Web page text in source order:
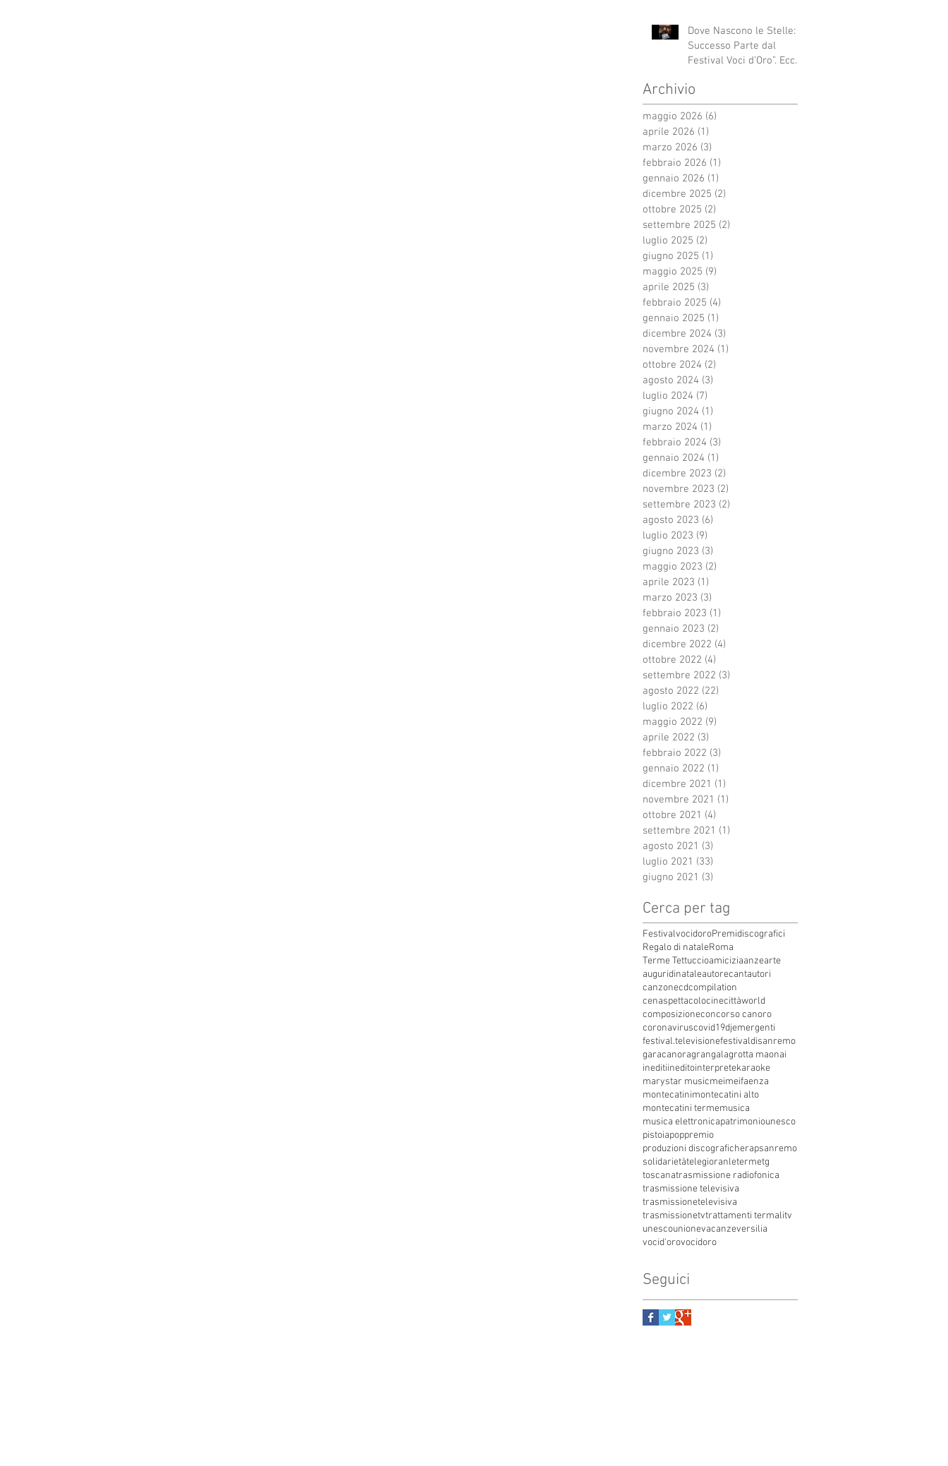
Dove Nascono le Stelle: Il
Successo Parte dal
Festival Voci d’Oro”. Ecco
Archivio
maggio 2026 (6)
aprile 2026 (1)
marzo 2026 (3)
febbraio 2026 (1)
gennaio 2026 (1)
dicembre 2025 (2)
ottobre 2025 (2)
settembre 2025 (2)
luglio 2025 (2)
giugno 2025 (1)
maggio 2025 (9)
aprile 2025 (3)
febbraio 2025 (4)
gennaio 2025 (1)
dicembre 2024 (3)
novembre 2024 (1)
ottobre 2024 (2)
agosto 2024 (3)
luglio 2024 (7)
giugno 2024 (1)
marzo 2024 (1)
febbraio 2024 (3)
gennaio 2024 (1)
dicembre 2023 (2)
novembre 2023 (2)
settembre 2023 (2)
agosto 2023 (6)
luglio 2023 (9)
giugno 2023 (3)
maggio 2023 (2)
aprile 2023 (1)
marzo 2023 (3)
febbraio 2023 (1)
gennaio 2023 (2)
dicembre 2022 (4)
ottobre 2022 (4)
settembre 2022 (3)
agosto 2022 (22)
luglio 2022 (6)
maggio 2022 (9)
aprile 2022 (3)
febbraio 2022 (3)
gennaio 2022 (1)
dicembre 2021 (1)
novembre 2021 (1)
ottobre 2021 (4)
settembre 2021 (1)
agosto 2021 (3)
luglio 2021 (33)
giugno 2021 (3)
Cerca per tag
FestivalvocidoroPremidiscografici
Regalo di nataleRoma
Terme Tettuccioamiciziaanzearte
auguridinataleautorecantautori
canzonecdcompilation
cenaspettacolocinecittàworld
composizioneconcorso canoro
coronaviruscovid19djemergenti
festival.televisionefestivaldisanremo
garacanoragrangalagrotta maonai
ineditiineditointerpretekaraoke
marystar musicmeimeifaenza
montecatinimontecatini alto
montecatini termemusica
musica elettronicapatrimoniounesco
pistoiapoppremio
produzioni discograficherapsanremo
solidarietàtelegioranletermetg
toscanatrasmissione radiofonica
trasmissione televisiva
trasmissionetelevisiva
trasmissionetvtrattamenti termalitv
unescounionevacanzeversilia
vocid'orovocidoro
Seguici